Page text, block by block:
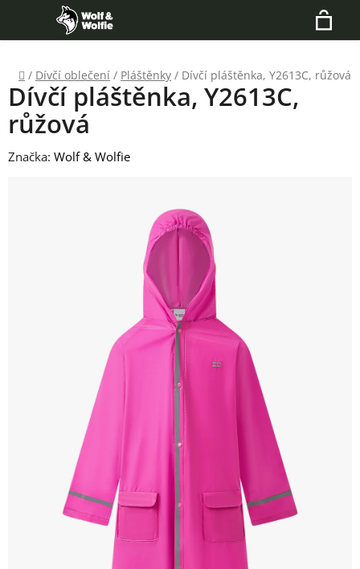
obsah
Hledat
Domů
/ Dívčí oblečení / Pláštěnky / Dívčí pláštěnka, Y2613C, růžová
Dívčí pláštěnka, Y2613C,
růžová
Značka: Wolf & Wolfie